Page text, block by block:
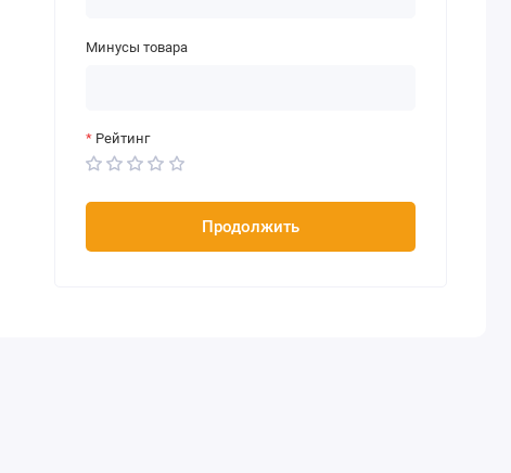
Минусы товара
Рейтинг
Продолжить